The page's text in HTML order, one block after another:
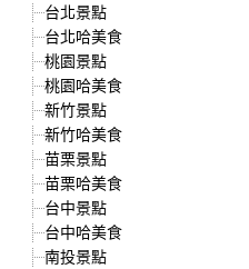
台北景點
台北哈美食
桃園景點
桃園哈美食
新竹景點
新竹哈美食
苗栗景點
苗栗哈美食
台中景點
台中哈美食
南投景點